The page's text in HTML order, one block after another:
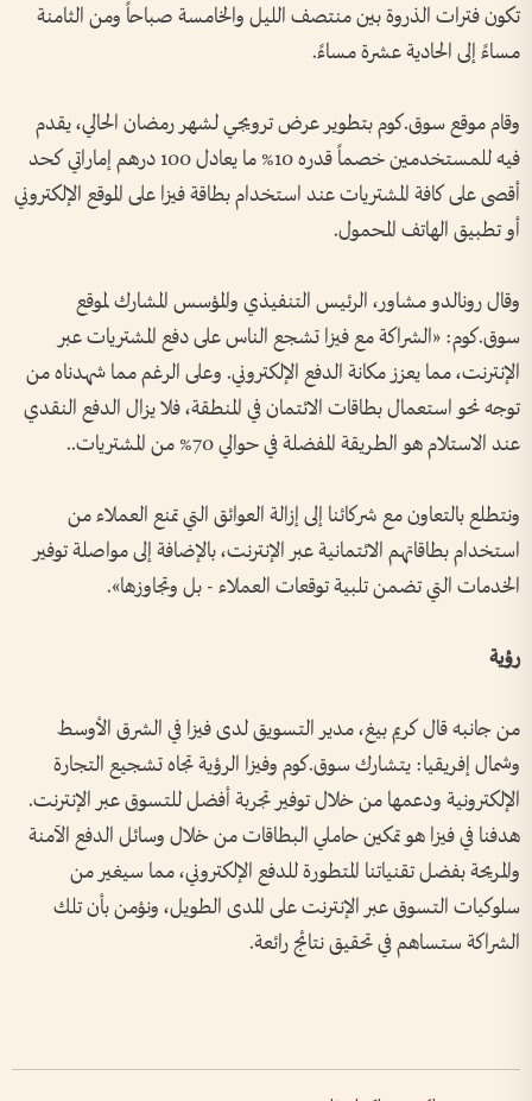
تكون فترات الذروة بين منتصف الليل والخامسة صباحاً ومن الثامنة
مساءً إلى الحادية عشرة مساءً.
وقام موقع سوق.كوم بتطوير عرض ترويجي لشهر رمضان الحالي، يقدم
فيه للمستخدمين خصماً قدره 10% ما يعادل 100 درهم إماراتي كحد
أقصى على كافة المشتريات عند استخدام بطاقة فيزا على الموقع الإلكتروني
أو تطبيق الهاتف المحمول.
وقال رونالدو مشاور، الرئيس التنفيذي والمؤسس المشارك لموقع
سوق.كوم: «الشراكة مع فيزا تشجع الناس على دفع المشتريات عبر
الإنترنت، مما يعزز مكانة الدفع الإلكتروني. وعلى الرغم مما شهدناه من
توجه نحو استعمال بطاقات الائتمان في المنطقة، فلا يزال الدفع النقدي
عند الاستلام هو الطريقة المفضلة في حوالي 70% من المشتريات..
ونتطلع بالتعاون مع شركائنا إلى إزالة العوائق التي تمنع العملاء من
استخدام بطاقاتهم الائتمانية عبر الإنترنت، بالإضافة إلى مواصلة توفير
الخدمات التي تضمن تلبية توقعات العملاء - بل وتجاوزها».
رؤية
من جانبه قال كريم بيغ، مدير التسويق لدى فيزا في الشرق الأوسط
وشمال إفريقيا: يتشارك سوق.كوم وفيزا الرؤية تجاه تشجيع التجارة
الإلكترونية ودعمها من خلال توفير تجربة أفضل للتسوق عبر الإنترنت.
هدفنا في فيزا هو تمكين حاملي البطاقات من خلال وسائل الدفع الآمنة
والمريحة بفضل تقنياتنا المتطورة للدفع الإلكتروني، مما سيغير من
سلوكيات التسوق عبر الإنترنت على المدى الطويل، ونؤمن بأن تلك
الشراكة ستساهم في تحقيق نتائج رائعة.